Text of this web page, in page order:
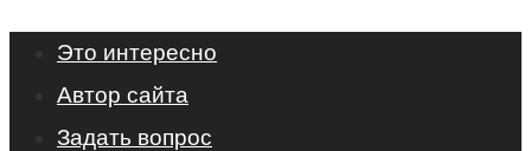
Это интересно
Автор сайта
Задать вопрос